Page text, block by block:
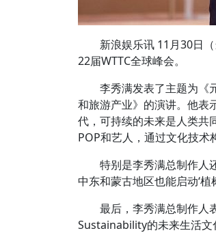
新浪娱乐讯 11月30日（
22届WTTC全球峰会。
李秀满发表了主题为《元
和旅游产业》的演讲。他表
代，可持续的未来是人类共
POP和艺人，通过文化技术
特别是李秀满总制作人还
中东和蒙古地区也能启动‘植
最后，李秀满总制作人表
Sustainability的未来生活